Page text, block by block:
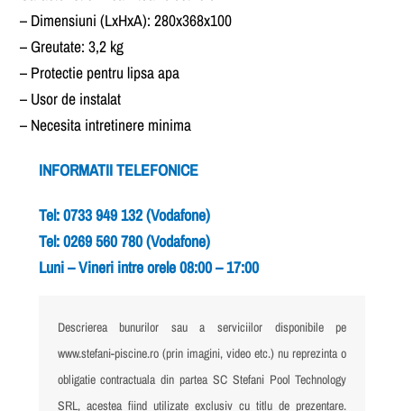
– Dimensiuni (LxHxA): 280x368x100
– Greutate: 3,2 kg
– Protectie pentru lipsa apa
– Usor de instalat
– Necesita intretinere minima
INFORMATII TELEFONICE
Tel: 0733 949 132 (Vodafone)
Tel: 0269 560 780 (Vodafone)
Luni – Vineri intre orele 08:00 – 17:00
Descrierea bunurilor sau a serviciilor disponibile pe
www.stefani-piscine.ro (prin imagini, video etc.) nu reprezinta o
obligatie contractuala din partea SC Stefani Pool Technology
SRL, acestea fiind utilizate exclusiv cu titlu de prezentare.